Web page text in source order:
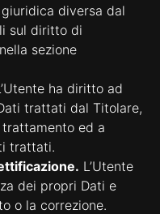
diversa dal
sul diritto di
sezione
ha diritto ad
trattati dal Titolare,
ed a
trattati.
L’Utente
dei propri Dati e
o la correzione.